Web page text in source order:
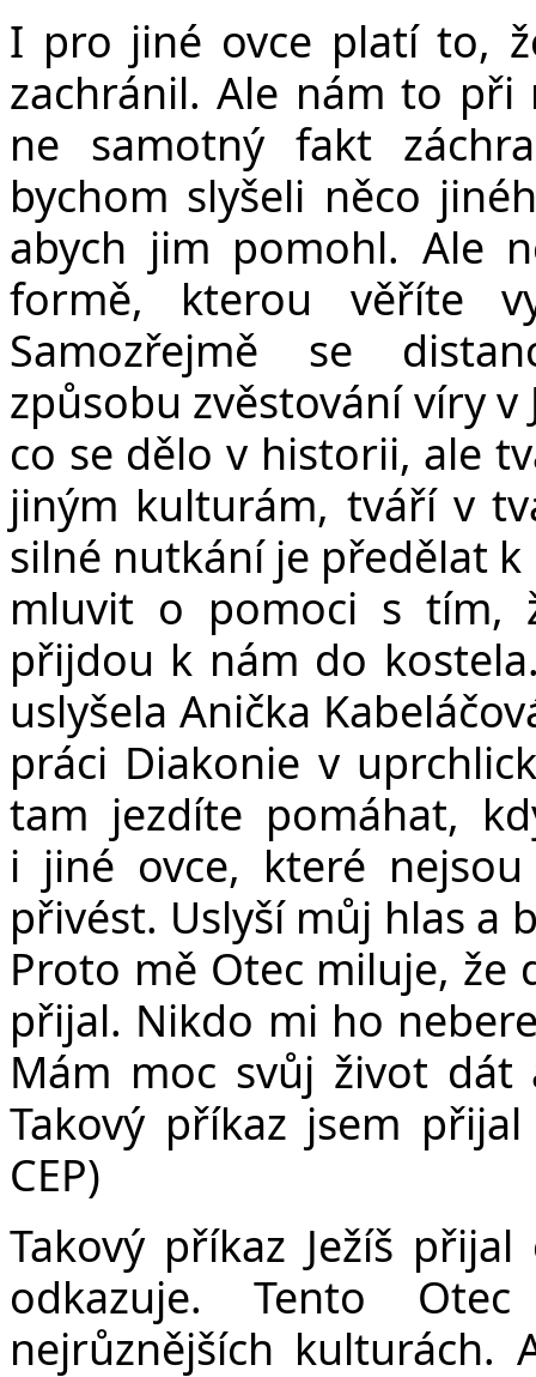
I pro jiné ovce platí to,
zachránil. Ale nám to
ne samotný fakt
bychom slyšeli něco
abych jim pomohl. Ale
formě, kterou věříte
Samozřejmě se
způsobu zvěstování víry v
co se dělo v historii, ale
jiným kulturám, tváří v
silné nutkání je předělat k
mluvit o pomoci s tím,
přijdou k nám do
uslyšela Anička
práci Diakonie v
tam jezdíte pomáhat,
i jiné ovce, které
přivést. Uslyší můj hlas a
Proto mě Otec miluje, že
přijal. Nikdo mi ho
Mám moc svůj život
Takový příkaz jsem
CEP)
Takový příkaz Ježíš
odkazuje. Tento
nejrůznějších